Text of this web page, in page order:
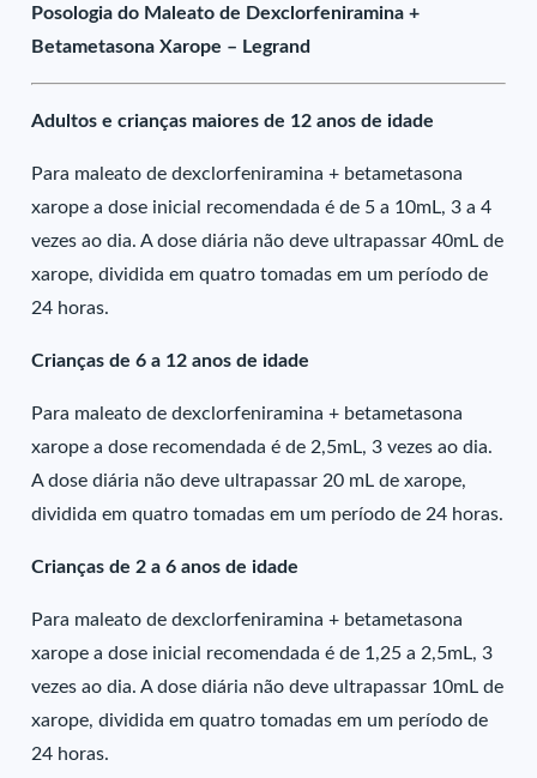
Posologia do Maleato de Dexclorfeniramina +
Betametasona Xarope – Legrand
Adultos e crianças maiores de 12 anos de idade
Para maleato de dexclorfeniramina + betametasona
xarope a dose inicial recomendada é de 5 a 10mL, 3 a 4
vezes ao dia. A dose diária não deve ultrapassar 40mL de
xarope, dividida em quatro tomadas em um período de
24 horas.
Crianças de 6 a 12 anos de idade
Para maleato de dexclorfeniramina + betametasona
xarope a dose recomendada é de 2,5mL, 3 vezes ao dia.
A dose diária não deve ultrapassar 20 mL de xarope,
dividida em quatro tomadas em um período de 24 horas.
Crianças de 2 a 6 anos de idade
Para maleato de dexclorfeniramina + betametasona
xarope a dose inicial recomendada é de 1,25 a 2,5mL, 3
vezes ao dia. A dose diária não deve ultrapassar 10mL de
xarope, dividida em quatro tomadas em um período de
24 horas.